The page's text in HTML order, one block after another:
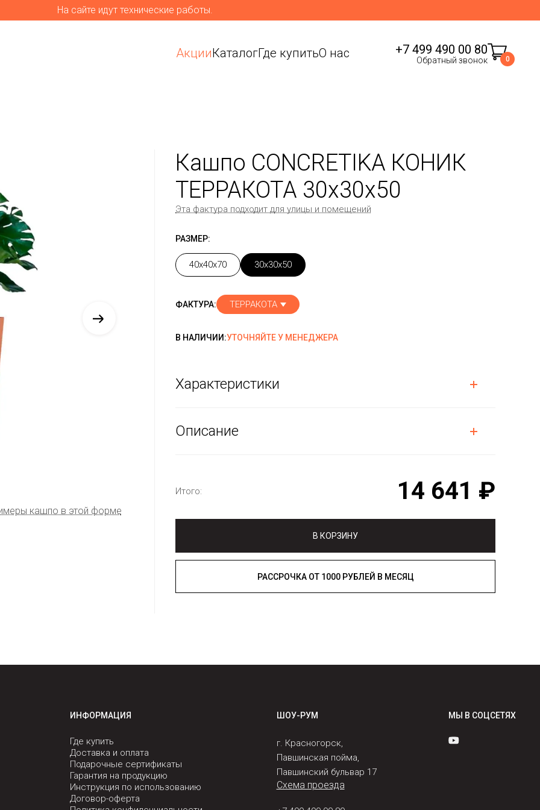
На сайте идут технические работы.
АкцииКаталогГде купитьО нас +7 499 490 00 80
Обратный звонок 0
кашпо в этой форме
Кашпо CONCRETIKA КОНИК
ТЕРРАКОТА 30x30x50
Эта фактура подходит для улицы и помещений
РАЗМЕР:
40x40x70 30x30x50
ФАКТУРА: ТЕРРАКОТА
В НАЛИЧИИ:УТОЧНЯЙТЕ У МЕНЕДЖЕРА
Характеристики
Описание
Итого: 14 641 ₽
В КОРЗИНУ
РАССРОЧКА ОТ 1000 РУБЛЕЙ В МЕСЯЦ
ИНФОРМАЦИЯ
Где купить
Доставка и оплата
Подарочные сертификаты
Гарантия на продукцию
Инструкция по использованию
Договор-оферта
ШОУ-РУМ
г. Красногорск,
Павшинская пойма,
Павшинский бульвар 17
Схема проезда
МЫ В СОЦСЕТЯХ